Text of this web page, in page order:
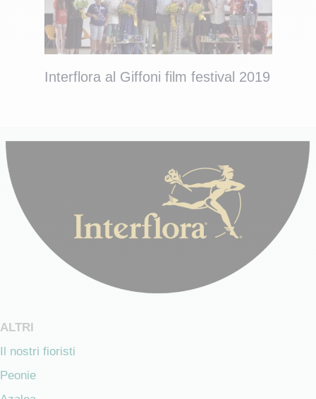
Interflora al Giffoni film festival 2019
ALTRI
Il nostri fioristi
Peonie